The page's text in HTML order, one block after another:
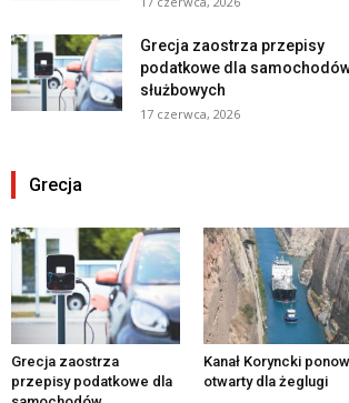
Grecja zaostrza przepisy
podatkowe dla
służbowych
17 czerwca, 2026
Grecja
Grecja zaostrza
przepisy podatkowe dla
Kanał Koryncki
otwarty dla żeglugi